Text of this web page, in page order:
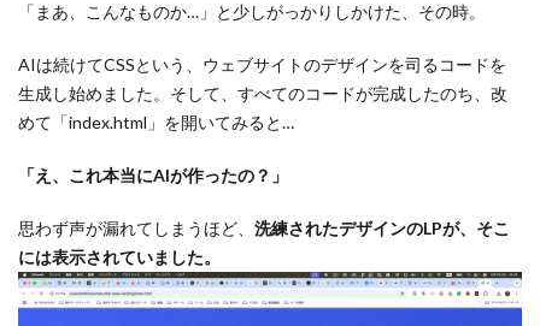
「まあ、こんなものか…」と少しがっかりしかけた、その時。
AIは続けてCSSという、ウェブサイトのデザインを司るコードを
生成し始めました。そして、すべてのコードが完成したのち、改
めて「index.html」を開いてみると…
「え、これ本当にAIが作ったの？」
思わず声が漏れてしまうほど、 洗練されたデザインのLPが、そこ
には表示されていました。